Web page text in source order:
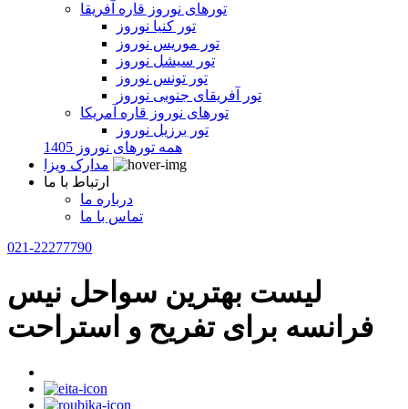
تورهای نوروز قاره آفریقا
تور کنیا نوروز
تور موریس نوروز
تور سیشل نوروز
تور تونس نوروز
تور آفریقای جنوبی نوروز
تورهای نوروز قاره آمریکا
تور برزیل نوروز
همه تورهای نوروز 1405
مدارک ویزا
ارتباط با ما
درباره ما
تماس با ما
021-22277790
لیست بهترین سواحل نیس
فرانسه برای تفریح و استراحت